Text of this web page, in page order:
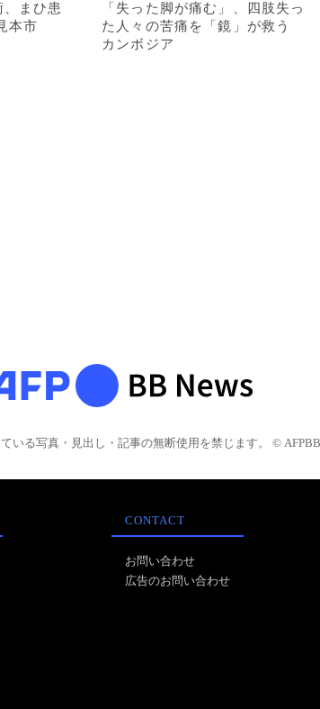
まひ患
本市
「失った脚が痛む」、四肢失っ
た人々の苦痛を「鏡」が救う
カンボジア
いる写真・見出し・記事の無断使用を禁じます。 © AFPBB
CONTACT
お問い合わせ
広告のお問い合わせ